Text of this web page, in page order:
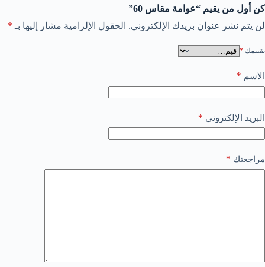
كن أول من يقيم “عوامة مقاس 60”
لن يتم نشر عنوان بريدك الإلكتروني. الحقول الإلزامية مشار إليها بـ *
تقييمك *
الاسم *
البريد الإلكتروني *
مراجعتك *